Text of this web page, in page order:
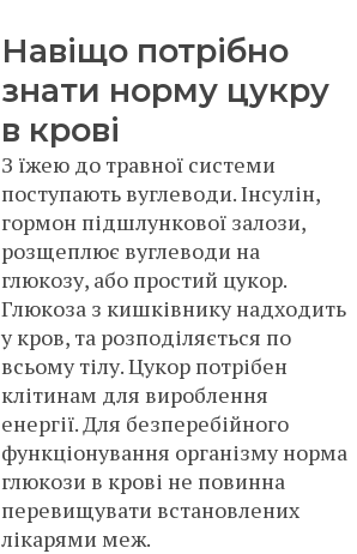
Навіщо потрібно
знати норму цукру
в крові
З їжею до травної системи
поступають вуглеводи. Інсулін,
гормон підшлункової залози,
розщеплює вуглеводи на
глюкозу, або простий цукор.
Глюкоза з кишківнику надходить
у кров, та розподіляється по
всьому тілу. Цукор потрібен
клітинам для вироблення
енергії. Для безперебійного
функціонування організму норма
глюкози в крові не повинна
перевищувати встановлених
лікарями меж.